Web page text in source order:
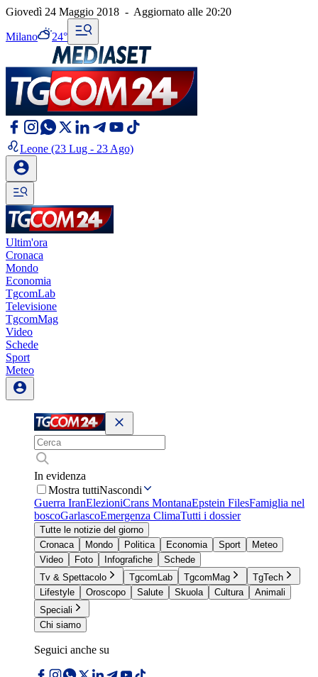
Giovedì 24 Maggio 2018 - Aggiornato alle 20:20
Milano 24°
Leone (23 Lug - 23 Ago)
Ultim'ora
Cronaca
Mondo
Economia
TgcomLab
Televisione
TgcomMag
Video
Schede
Sport
Meteo
In evidenza
Mostra tuttiNascondi
Guerra IranElezioniCrans MontanaEpstein FilesFamiglia nel
boscoGarlascoEmergenza ClimaTutti i dossier
Tutte le notizie del giorno
Cronaca
Mondo Politica Economia Sport
Meteo
Video
Foto Infografiche
Schede
Tv & Spettacolo
TgcomLab TgcomMag
TgTech
Lifestyle
Oroscopo Salute Skuola Cultura
Animali
Speciali
Chi siamo
Seguici anche su